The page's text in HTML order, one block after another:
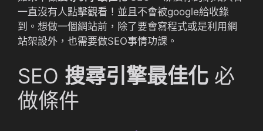
一直沒有人點擊觀看！並且不會被google給收錄
到。想做一個網站前，除了要會寫程式或是利用網
站架設外，也需要做SEO事情功課。
SEO 搜尋引擎最佳化 必
做條件